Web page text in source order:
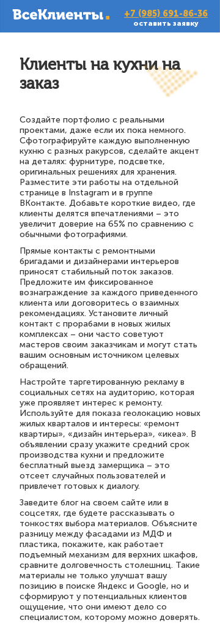
+7 (985) 691-86-36
оставить заявку
Клиенты на кухни на
заказ
Создайте портфолио с реальными
проектами, даже если их пока немного.
Сфотографируйте каждую выполненную
кухню с разных ракурсов, сделайте акцент
на деталях: фурнитуре, подсветке,
оригинальных решениях для хранения.
Разместите эти работы на отдельной
странице в Instagram и в группе
ВКонтакте. Добавьте короткие видео, где
клиенты делятся впечатлениями – это
увеличит доверие на 65% по сравнению с
обычными фотографиями.
Прямые контакты с ремонтными
бригадами и дизайнерами интерьеров
приносят стабильный поток заказов.
Предложите им фиксированное
вознаграждение за каждого приведенного
клиента или договоритесь о взаимных
рекомендациях. Установите личный
контакт с прорабами в новых жилых
комплексах – они часто советуют
мастеров своим заказчикам и могут стать
вашим основным источником целевых
обращений.
Настройте таргетированную рекламу в
социальных сетях на аудиторию, которая
уже проявляет интерес к ремонту.
Используйте для показа геолокацию новых
жилых кварталов и интересы: «ремонт
квартиры», «дизайн интерьера», «икеа». В
объявлении сразу укажите средний срок
производства кухни и предложите
бесплатный выезд замерщика – это
отсеет случайных пользователей и
привлечет готовых к диалогу.
Заведите блог на своем сайте или в
соцсетях, где будете рассказывать о
тонкостях выбора материалов. Объясните
разницу между фасадами из МДФ и
пластика, покажите, как работает
подъемный механизм для верхних шкафов,
сравните долговечность столешниц. Такие
материалы не только улучшат вашу
позицию в поиске Яндекс и Google, но и
сформируют у потенциальных клиентов
ощущение, что они имеют дело со
специалистом, которому можно доверять.